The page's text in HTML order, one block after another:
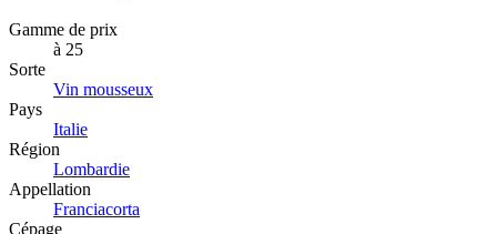
Gamme de prix
à 25
Sorte
Vin mousseux
Pays
Italie
Région
Lombardie
Appellation
Franciacorta
Cépage